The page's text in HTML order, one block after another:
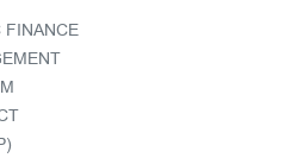
FINANCE